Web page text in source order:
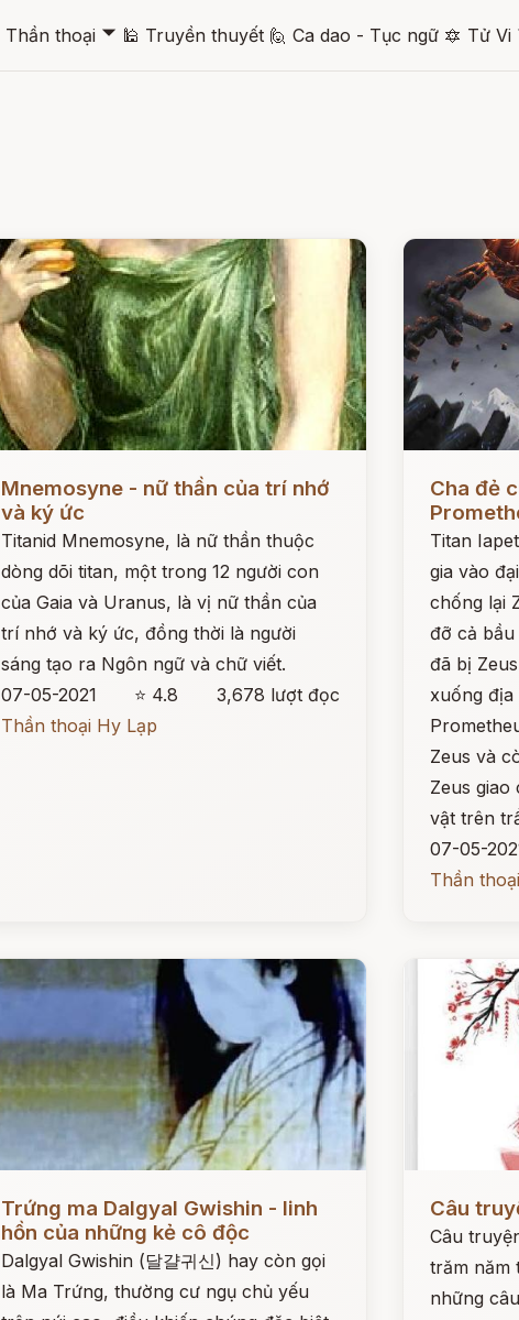
Thần thoại 🞃 🕌 Truyền thuyết 🙋 Ca dao - Tục ngữ 🔯 Tử Vi
Mnemosyne - nữ thần của trí nhớ
và ký ức
Titanid Mnemosyne, là nữ thần thuộc
dòng dõi titan, một trong 12 người con
của Gaia và Uranus, là vị nữ thần của
trí nhớ và ký ức, đồng thời là người
sáng tạo ra Ngôn ngữ và chữ viết.
07-05-2021
⭐ 4.8
3,678 lượt đọc
Thần thoại Hy Lạp
Cha đẻ
Titan
gia vào
chống lại
đỡ cả
đã bị
xuống địa
Zeus và
Zeus
vật trên
07-05-
Thần
Trứng ma Dalgyal Gwishin - linh
hồn của những kẻ cô độc
Dalgyal Gwishin (달걀귀신) hay còn gọi
là Ma Trứng, thường cư ngụ chủ yếu
Câu
Câu
trăm năm
những